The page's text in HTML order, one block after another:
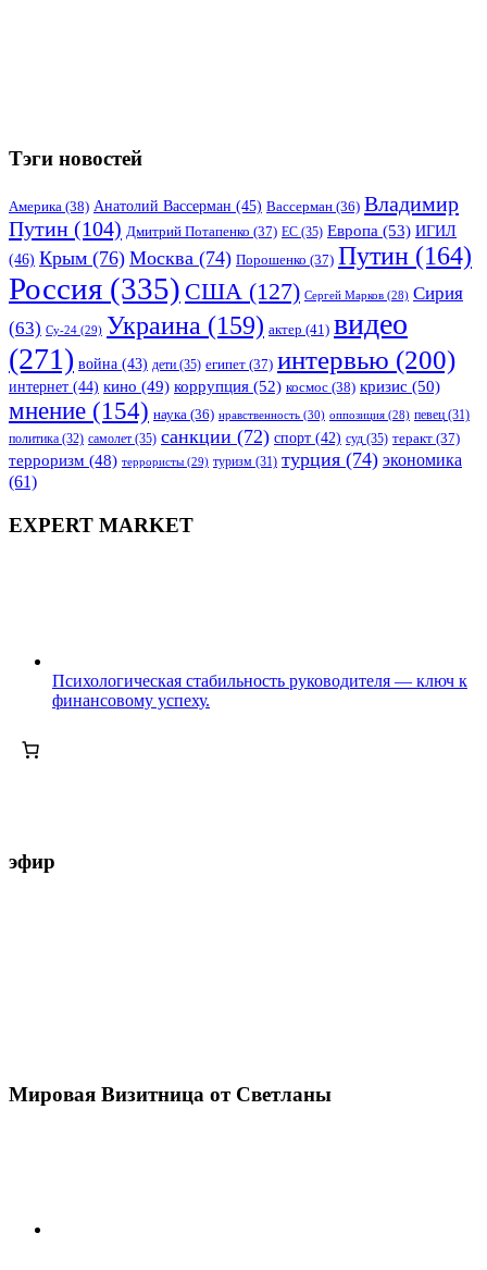
Тэги новостей
Америка (38) Анатолий Вассерман (45) Вассерман (36) Владимир
Путин (104) Дмитрий Потапенко (37) ЕС (35) Европа (53) ИГИЛ
(46) Крым (76) Москва (74) Порошенко (37) Путин (164)
Россия (335) США (127) Сергей Марков (28) Сирия
(63) Су-24 (29) Украина (159) актер (41) видео
(271) война (43) дети (35) египет (37) интервью (200)
интернет (44) кино (49) коррупция (52) космос (38) кризис (50)
мнение (154) наука (36) нравственность (30) оппозиция (28) певец (31)
политика (32) самолет (35) санкции (72) спорт (42) суд (35) теракт (37)
терроризм (48) террористы (29) туризм (31) турция (74) экономика
(61)
EXPERT MARKET
Психологическая стабильность руководителя — ключ к
финансовому успеху.
эфир
Мировая Визитница от Светланы